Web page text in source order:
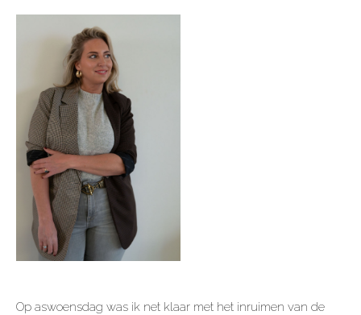
Op aswoensdag was ik net klaar met het inruimen van de